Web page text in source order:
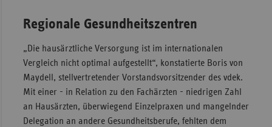
Regionale Gesundheitszentren
„Die hausärztliche Versorgung ist im internationalen
Vergleich nicht optimal aufgestellt“, konstatierte Boris von
Maydell, stellvertretender Vorstandsvorsitzender des vdek.
Mit einer - in Relation zu den Fachärzten - niedrigen Zahl
an Hausärzten, überwiegend Einzelpraxen und mangelnder
Delegation an andere Gesundheitsberufe, fehlten dem